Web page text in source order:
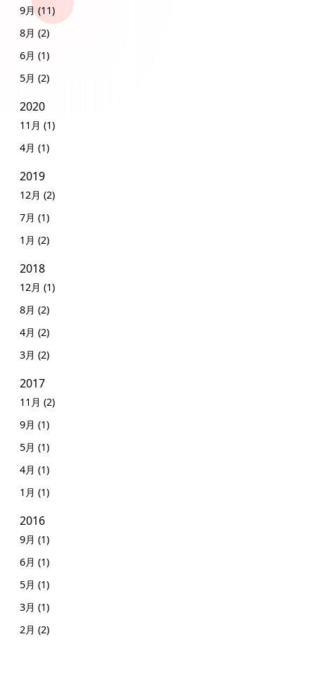
9月 (11)
8月 (2)
6月 (1)
5月 (2)
2020
11月 (1)
4月 (1)
2019
12月 (2)
7月 (1)
1月 (2)
2018
12月 (1)
8月 (2)
4月 (2)
3月 (2)
2017
11月 (2)
9月 (1)
5月 (1)
4月 (1)
1月 (1)
2016
9月 (1)
6月 (1)
5月 (1)
3月 (1)
2月 (2)